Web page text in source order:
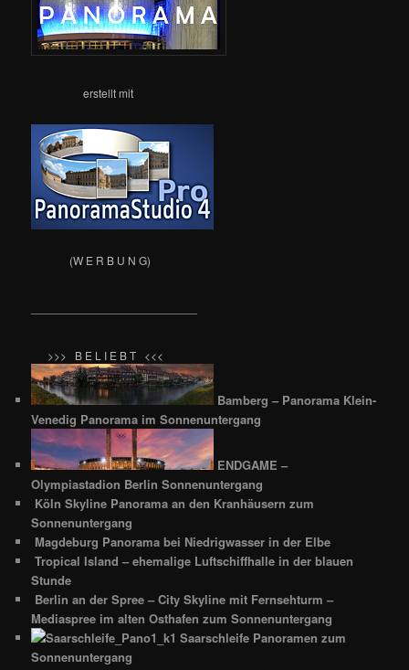
erstellt mit
(W E R B U N G)
>>> B E L I E B T <<<
Bamberg – Panorama Klein-
Venedig Panorama im Sonnenuntergang
ENDGAME –
Olympiastadion Berlin Sonnenuntergang
Köln Skyline Panorama an den Kranhäusern zum
Sonnenuntergang
Magdeburg Panorama bei Niedrigwasser in der Elbe
Tropical Island – ehemalige Luftschiffhalle in der blauen
Stunde
Berlin an der Spree – City Skyline mit Fernsehturm –
Mediaspree im alten Osthafen zum Sonnenuntergang
Saarschleife Panoramen zum
Sonnenuntergang